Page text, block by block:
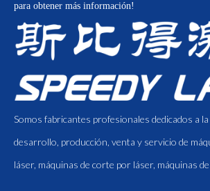
para obtener más información!
Somos fabricantes profesionales dedicados a la
desarrollo, producción, venta y servicio de
láser, máquinas de corte por láser, máquinas